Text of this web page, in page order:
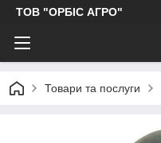
ТОВ "ОРБІС АГРО"
Товари та послуги